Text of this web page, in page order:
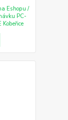
Eshopu /
PC-
Kobeřice